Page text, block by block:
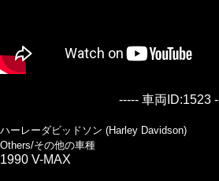
----- 車両ID:1523
ハーレーダビッドソン (Harley Davidson)
Others/その他の車種
1990 V-MAX